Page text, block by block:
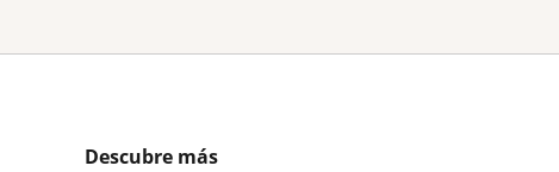
Descubre más